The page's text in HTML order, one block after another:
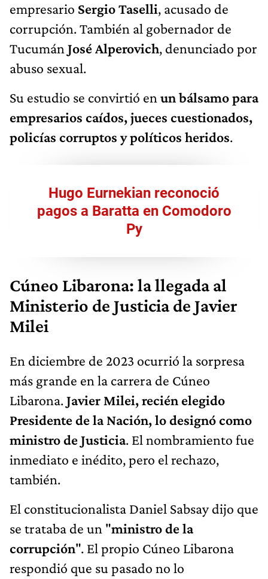
empresario Sergio Taselli, acusado de
corrupción. También al gobernador de
Tucumán José Alperovich, denunciado por
abuso sexual.
Su estudio se convirtió en un bálsamo para
empresarios caídos, jueces cuestionados,
policías corruptos y políticos heridos.
Hugo Eurnekian reconoció
pagos a Baratta en Comodoro
Py
Cúneo Libarona: la llegada al
Ministerio de Justicia de Javier
Milei
En diciembre de 2023 ocurrió la sorpresa
más grande en la carrera de Cúneo
Libarona.Javier Milei, recién elegido
Presidente de la Nación,lo designó como
ministro de Justicia. El nombramiento fue
inmediato e inédito, pero el rechazo,
también.
El constitucionalista Daniel Sabsay dijo que
se trataba de un "ministro de la
corrupción". El propio Cúneo Libarona
respondió que su pasado no lo